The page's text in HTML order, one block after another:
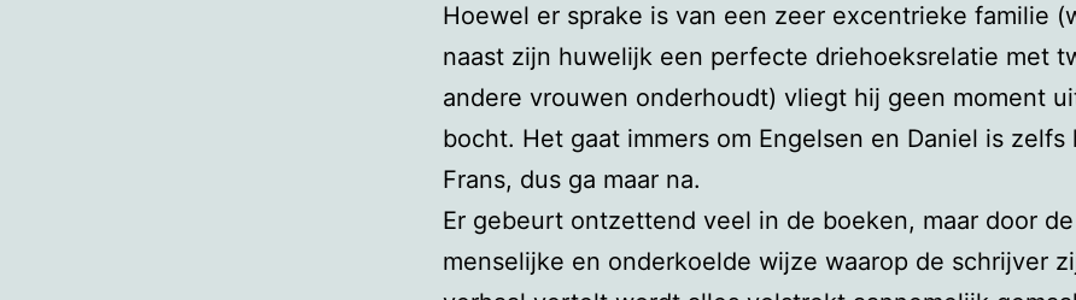
Hoewel er sprake is van een zeer excentrieke familie
naast zijn huwelijk een perfecte driehoeksrelatie met
andere vrouwen onderhoudt) vliegt hij geen moment
bocht. Het gaat immers om Engelsen en Daniel is zelfs
Frans, dus ga maar na.
Er gebeurt ontzettend veel in de boeken, maar door
menselijke en onderkoelde wijze waarop de schrijver